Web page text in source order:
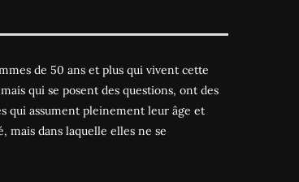
de 50 ans et plus qui vivent cette
qui se posent des questions, ont des
qui assument pleinement leur âge et
mais dans laquelle elles ne se